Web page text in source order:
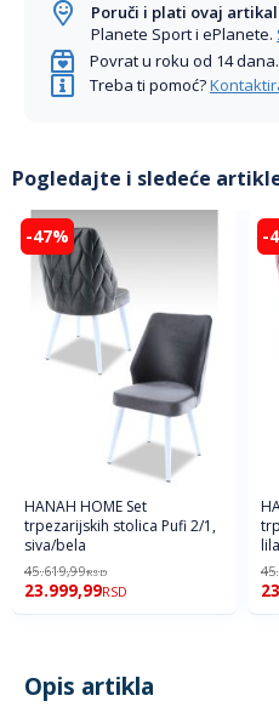
Poruči i plati ovaj
Planete Sport i ePlanete.
Povrat u roku od 14 dana.
Treba ti pomoć?
Pogledajte i sledeće
-47%
HANAH HOME Set
trpezarijskih stolica Pufi 2/1,
siva/bela
45.619,99RSD
23.999,99RSD
-
Opis artikla